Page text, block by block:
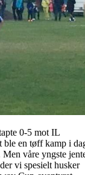
0-5 mot IL
en tøff kamp i
våre yngste
vi spesielt husker